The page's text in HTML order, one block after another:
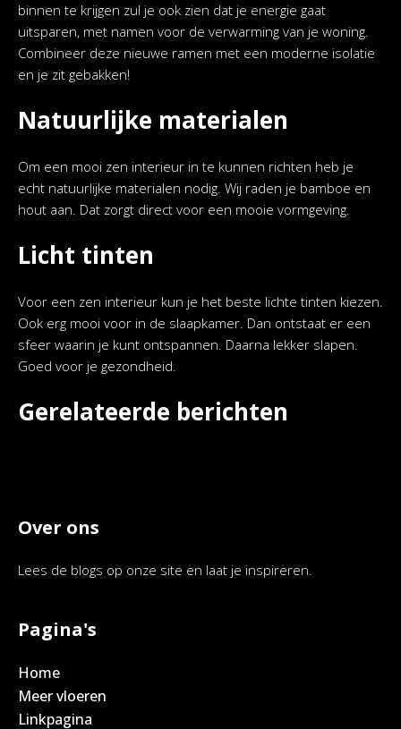
binnen te krijgen zul je ook zien dat je energie gaat
uitsparen, met namen voor de verwarming van je woning.
Combineer deze nieuwe ramen met een moderne isolatie
en je zit gebakken!
Natuurlijke materialen
Om een mooi zen interieur in te kunnen richten heb je
echt natuurlijke materialen nodig. Wij raden je bamboe en
hout aan. Dat zorgt direct voor een mooie vormgeving.
Licht tinten
Voor een zen interieur kun je het beste lichte tinten kiezen.
Ook erg mooi voor in de slaapkamer. Dan ontstaat er een
sfeer waarin je kunt ontspannen. Daarna lekker slapen.
Goed voor je gezondheid.
Gerelateerde berichten
Over ons
Lees de blogs op onze site en laat je inspireren.
Pagina's
Home
Meer vloeren
Linkpagina